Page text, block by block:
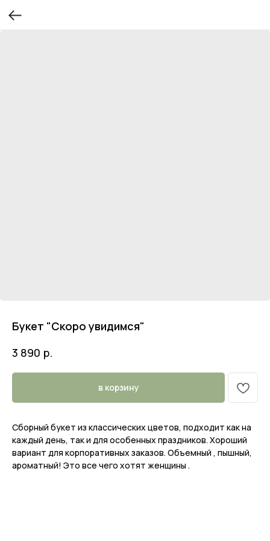
Букет "Скоро увидимся"
3 890 р.
в корзину
Сборный букет из классических цветов, подходит как на
каждый день, так и для особенных праздников. Хороший
вариант для корпоративных заказов. Объемный , пышный,
ароматный! Это все чего хотят женщины .